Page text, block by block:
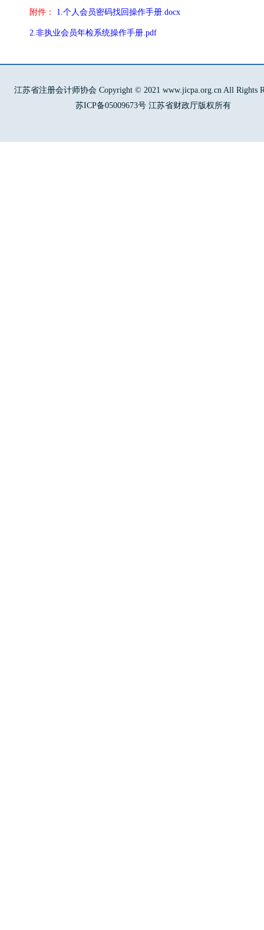
附件： 1.个人会员密码找回操作手册.docx
2.非执业会员年检系统操作手册.pdf
江苏省注册会计师协会 Copyright © 2021 www.jicpa.org.cn All Rights
苏ICP备05009673号 江苏省财政厅版权所有